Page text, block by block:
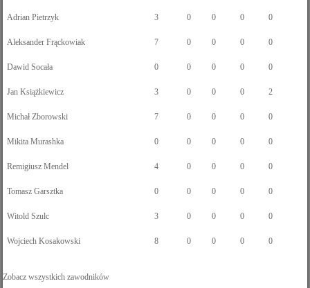
Adrian Pietrzyk 3 0 0 0 0
Aleksander Frąckowiak 7 0 0 0 0
Dawid Socała 0 0 0 0 0
Jan Książkiewicz 3 0 0 0 2
Michał Zborowski 7 0 0 0 0
Mikita Murashka 0 0 0 0 0
Remigiusz Mendel 4 0 0 0 0
Tomasz Garsztka 0 0 0 0 0
Witold Szulc 3 0 0 0 0
Wojciech Kosakowski 8 0 0 0 0
Zobacz wszystkich zawodników